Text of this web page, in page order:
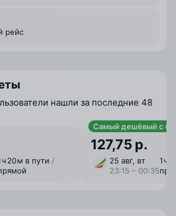
рейс
нашли за последние 48
⁠ч 20 ⁠м в пути /
Самый дешёвый с
127,75 р.
25 авг, вт
23:15 – 00:35
1 ⁠ч